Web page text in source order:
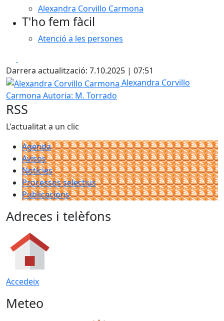
Alexandra Corvillo Carmona
T'ho fem fàcil
Atenció a les persones
Darrera actualització: 7.10.2025 | 07:51
Alexandra Corvillo Carmona
Alexandra Corvillo
Carmona Autoria: M. Torrado
RSS
L'actualitat a un clic
Agenda
Avisos
Notícies
Processos selectius
Publicacions
Adreces i telèfons
Accedeix
Meteo